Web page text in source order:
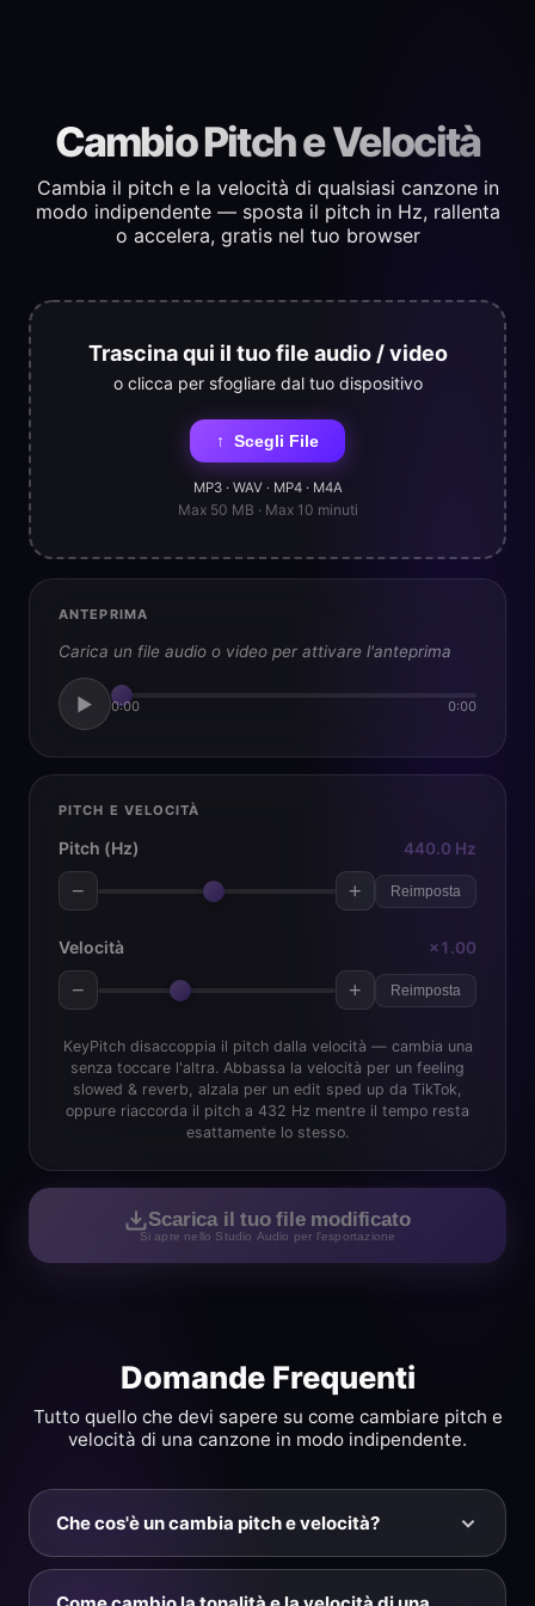
Cambio Pitch e Velocità
Cambia il pitch e la velocità di qualsiasi canzone in
modo indipendente — sposta il pitch in Hz, rallenta
o accelera, gratis nel tuo browser
Trascina qui il tuo file audio / video
o clicca per sfogliare dal tuo dispositivo
↑ Scegli File
MP3 · WAV · MP4 · M4A
Max 50 MB · Max 10 minuti
ANTEPRIMA
Carica un file audio o video per attivare l'anteprima
▶ 0:00 0:00
PITCH E VELOCITÀ
Pitch (Hz) 440.0 Hz
− + Reimposta
Velocità ×1.00
− + Reimposta
KeyPitch disaccoppia il pitch dalla velocità — cambia una
senza toccare l'altra. Abbassa la velocità per un feeling
slowed & reverb, alzala per un edit sped up da TikTok,
oppure riaccorda il pitch a 432 Hz mentre il tempo resta
esattamente lo stesso.
Scarica il tuo file modificato
Si apre nello Studio Audio per l'esportazione
Domande Frequenti
Tutto quello che devi sapere su come cambiare pitch e
velocità di una canzone in modo indipendente.
Che cos'è un cambia pitch e velocità?
Un cambia pitch e velocità (pitch & speed changer) è
uno strumento che regola il pitch (quanto una